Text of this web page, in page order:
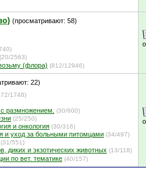
(просматривают: 58)
(20/2563)
(флора) (812/12946)
22)
1748)
размножением. (30/600)
(25/250)
и онкология (30/316)
и уход за больными питомцами (34/497)
(31/551)
диких и экзотических животных (13/118)
по вет. тематике (40/157)